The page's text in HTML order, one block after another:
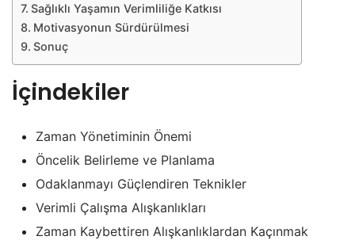
Sağlıklı Yaşamın Verimliliğe Katkısı
Motivasyonun Sürdürülmesi
Sonuç
İçindekiler
Zaman Yönetiminin Önemi
Öncelik Belirleme ve Planlama
Odaklanmayı Güçlendiren Teknikler
Verimli Çalışma Alışkanlıkları
Zaman Kaybettiren Alışkanlıklardan Kaçınmak